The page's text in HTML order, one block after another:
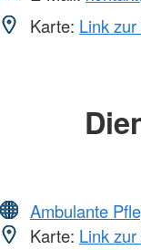
Karte: Link
Ambulante
Karte: Link